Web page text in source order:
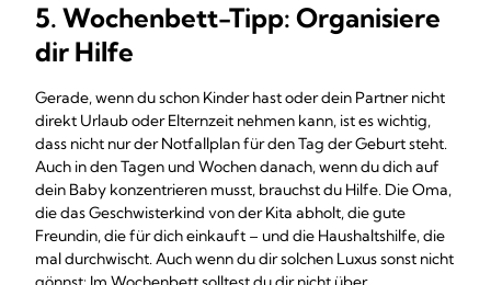
5. Wochenbett-Tipp: Organisiere
dir Hilfe
Gerade, wenn du schon Kinder hast oder dein Partner nicht
direkt Urlaub oder Elternzeit nehmen kann, ist es wichtig,
dass nicht nur der Notfallplan für den Tag der Geburt steht.
Auch in den Tagen und Wochen danach, wenn du dich auf
dein Baby konzentrieren musst, brauchst du Hilfe. Die Oma,
die das Geschwisterkind von der Kita abholt, die gute
Freundin, die für dich einkauft – und die Haushaltshilfe, die
mal durchwischt. Auch wenn du dir solchen Luxus sonst nicht